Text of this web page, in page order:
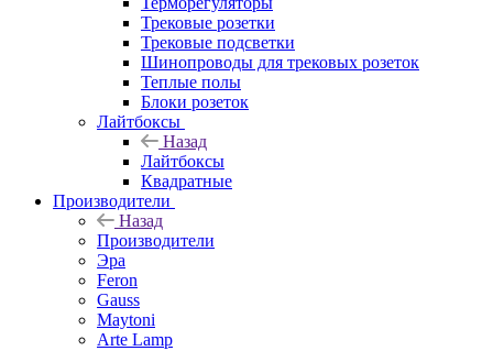
Трековые розетки
Трековые подсветки
Шинопроводы для трековых розеток
Теплые полы
Блоки розеток
Лайтбоксы
Назад
Лайтбоксы
Квадратные
Производители
Назад
Производители
Эра
Feron
Gauss
Maytoni
Arte Lamp